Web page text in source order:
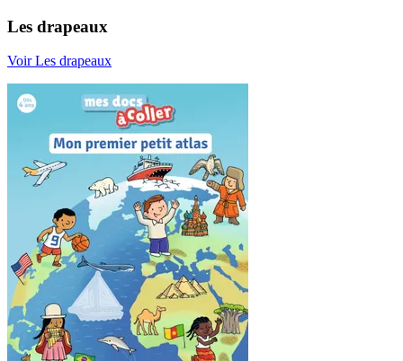
Les drapeaux
Voir Les drapeaux